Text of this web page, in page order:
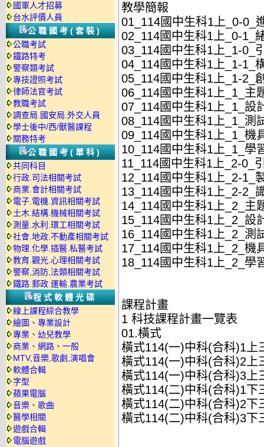
國軍人才招募
台水評價人員
公職國考(套裝)
公職考試
鐵路特考
警察類考試
專技證照考試
律師法官考試
教職考試
調查局.國安局.外交人員
學士後中/西/獸醫課程
關務特考
公職國考(單科)
共同科目
行政.司法相關考試
商業.會計相關考試
電子.電機.資訊相關考試
土木.結構.機械相關考試
測量.水利.環工相關考試
社會.地政.不動產相關考試
物理.化學.插醫.私醫考試
教育.觀光.心理相關考試
警察,消防,法類相關考試
鐵路.郵政.運輸.農業考試
程式軟體光碟
線上課程綜合教學
繪圖、專業設計
專業、幼兒教學
商業、網路、一般
MTV,音樂,歌劇,演唱會
軟體合輯
字型
蘋果電腦
音樂、歌曲
醫學相關
遊戲合輯
電腦遊戲
教學簡報
01_114國中生科1上_0-0_
02_114國中生科1上_0-1_
03_114國中生科1上_1-0_
04_114國中生科1上_1-1_
05_114國中生科1上_1-2_
06_114國中生科1上_1_主
07_114國中生科1上_1_設
08_114國中生科1上_1_測
09_114國中生科1上_1_機
10_114國中生科1上_1_學
11_114國中生科1上_2-0_
12_114國中生科1上_2-1_
13_114國中生科1上_2-2_
14_114國中生科1上_2_主
15_114國中生科1上_2_設
16_114國中生科1上_2_測
17_114國中生科1上_2_機
18_114國中生科1上_2_學
課程計畫
1 科技課程計畫一覽表
01.橫式
橫式114(一)中科(合科)1上
橫式114(一)中科(合科)2上
橫式114(一)中科(合科)3上
橫式114(二)中科(合科)1下
橫式114(二)中科(合科)2下
橫式114(二)中科(合科)3下